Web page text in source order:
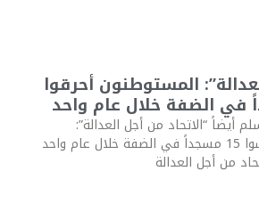
المستوطنون أحرقوا
أيضاً “الاتحاد من أجل العدالة”:
المستوطنون أحرقوا ودنسوا 15 مسجداً في الضفة خلال عام واحد